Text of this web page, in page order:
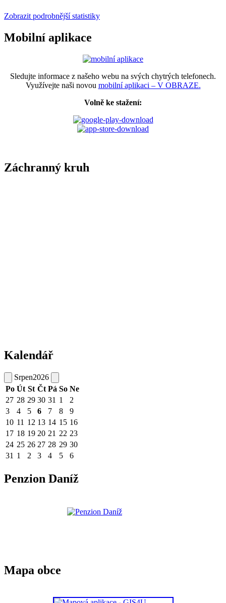
Zobrazit podrobnější statistiky
Mobilní aplikace
Sledujte informace z našeho webu na svých chytrých telefonech.
Využívejte naši novou mobilní aplikaci – V OBRAZE.
Volně ke stažení:
Záchranný kruh
Kalendář
Srpen2026
Po Út St Čt Pá So Ne
27 28 29 30 31 1
2
3
4 5 6 7 8
9
10 11 12 13 14 15 16
17 18 19 20 21 22 23
24 25 26 27 28 29 30
31 1 2 3 4 5 6
Penzion Daníž
Mapa obce